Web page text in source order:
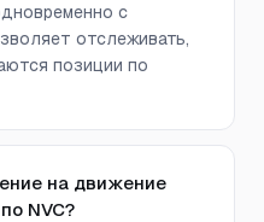
с
отслеживать,
позиции по
на движение
NVC?